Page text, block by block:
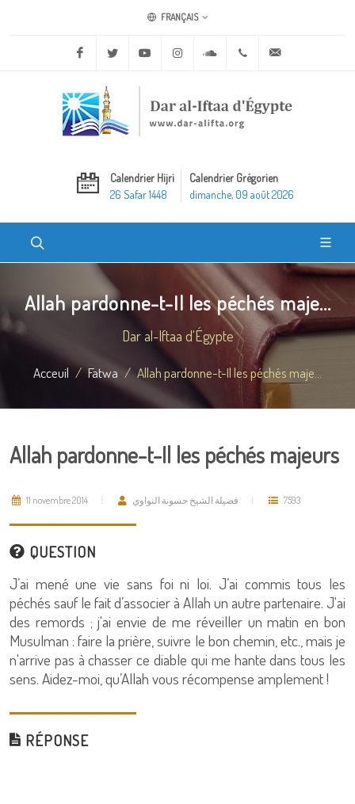
FRANÇAIS
Facebook Twitter Youtube Instagram Soundcloud+20 2 25970400
Calendrier Hijri
26 Safar 1448
Calendrier Grégorien
dimanche, 09 août 2026
Allah pardonne-t-Il les péchés maje...
Dar al-Iftaa d'Égypte
Acceuil Fatwa Allah pardonne-t-Il les péchés maje...
Allah pardonne-t-Il les péchés majeurs
11 novembre 2014 فضيلة الشيخ حسونة النواوي 7593
QUESTION
J’ai mené une vie sans foi ni loi. J’ai commis tous les
péchés sauf le fait d’associer à Allah un autre partenaire. J'ai
des remords ; j'ai envie de me réveiller un matin en bon
Musulman : faire la prière, suivre le bon chemin, etc., mais je
n'arrive pas à chasser ce diable qui me hante dans tous les
sens. Aidez-moi, qu’Allah vous récompense amplement !
RÉPONSE